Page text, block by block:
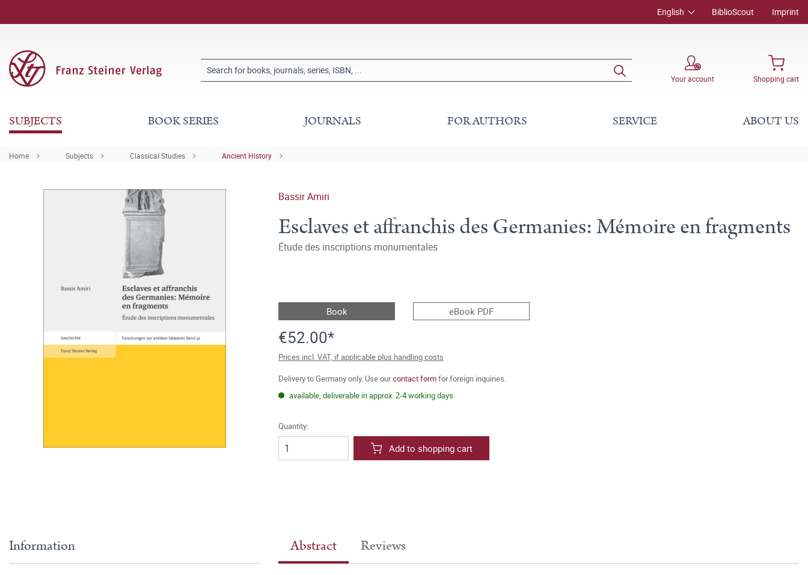
English BiblioScout Imprint
Your account Shopping cart
SUBJECTS BOOK SERIES JOURNALS FOR AUTHORS SERVICE ABOUT US
Home Subjects Classical Studies Ancient History
Bassir Amiri
Esclaves et affranchis des Germanies: Mémoire en fragments
Étude des inscriptions monumentales
Book eBook PDF
€52.00*
Prices incl. VAT, if applicable plus handling costs
Delivery to Germany only. Use ourcontact formfor foreign inquiries.
available, deliverable in approx. 2-4 working days
Quantity:
Add to shopping cart
Abstract Reviews
Information